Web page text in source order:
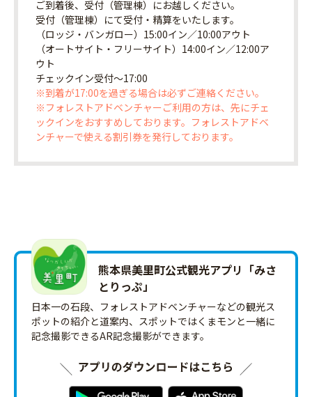
ご到着後、受付（管理棟）にお越しください。
受付（管理棟）にて受付・精算をいたします。
（ロッジ・バンガロー）15:00イン／10:00アウト
（オートサイト・フリーサイト）14:00イン／12:00ア
ウト
チェックイン受付〜17:00
※到着が17:00を過ぎる場合は必ずご連絡ください。
※フォレストアドベンチャーご利用の方は、先にチェ
ックインをおすすめしております。フォレストアドベ
ンチャーで使える割引券を発行しております。
熊本県美里町公式観光アプリ「みさ
とりっ‪ぷ‬」
日本一の石段、フォレストアドベンチャーなどの観光ス
ポットの紹介と道案内、スポットではくまモンと一緒に
記念撮影できるAR記念撮影ができます。